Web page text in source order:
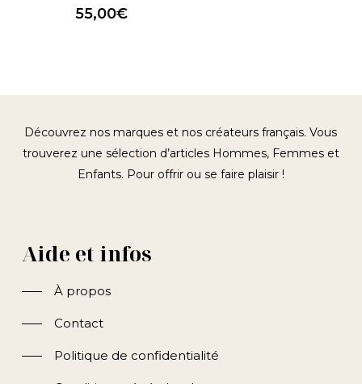
55,00€
Découvrez nos marques et nos créateurs français. Vous
trouverez une sélection d’articles Hommes, Femmes et
Enfants. Pour offrir ou se faire plaisir !
Aide et infos
À propos
Contact
Politique de confidentialité